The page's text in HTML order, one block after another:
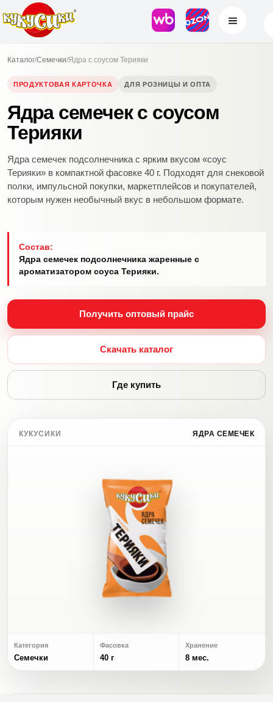
Каталог/Семечки/Ядра с соусом Терияки
ПРОДУКТОВАЯ КАРТОЧКА ДЛЯ РОЗНИЦЫ И ОПТА
Ядра семечек с соусом
Терияки
Ядра семечек подсолнечника с ярким вкусом «соус
Терияки» в компактной фасовке 40 г. Подходят для снековой
полки, импульсной покупки, маркетплейсов и покупателей,
которым нужен необычный вкус в небольшом формате.
Состав:
Ядра семечек подсолнечника жаренные с
ароматизатором соуса Терияки.
Получить оптовый прайс
Скачать каталог
Где купить
КУКУСИКИ ЯДРА СЕМЕЧЕК
Категория
Семечки
Фасовка
40 г
Хранение
8 мес.